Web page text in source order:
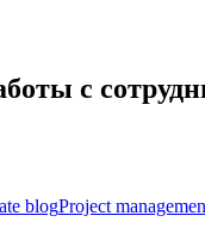
с
blogProject